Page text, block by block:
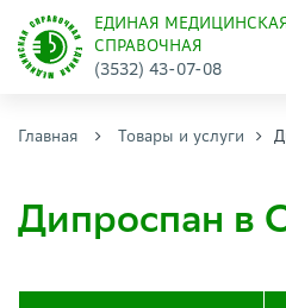
ЕДИНАЯ
СПРАВОЧНАЯ
(3532) 43-07-08
Главная Товары и услуги
Дипроспан в